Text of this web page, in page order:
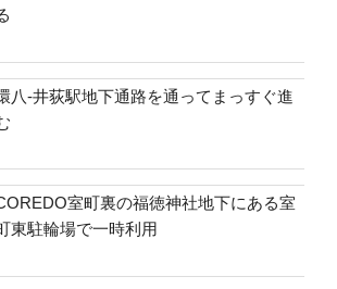
八-井荻駅地下通路を通ってまっすぐ進
室町裏の福徳神社地下にある室
東駐輪場で一時利用